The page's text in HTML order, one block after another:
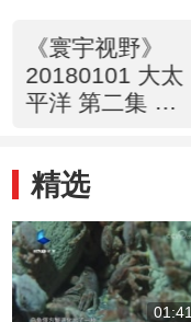
《寰宇视野》
20180101 大太
平洋 第二集 神
精选
01:41